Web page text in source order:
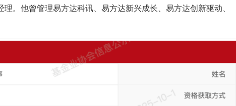
。他曾管理易方达科讯、易方达新兴成长、易方达创新驱动、